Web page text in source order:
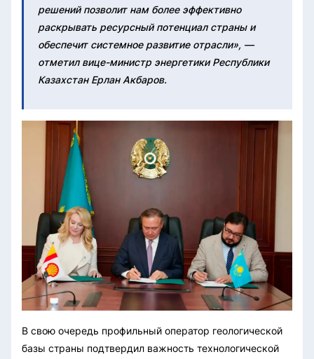
решений позволит нам более эффективно
раскрывать ресурсный потенциал страны и
обеспечит системное развитие отрасли», —
отметил вице-министр энергетики Республики
Казахстан Ерлан Акбаров.
В свою очередь профильный оператор геологической
базы страны подтвердил важность технологической